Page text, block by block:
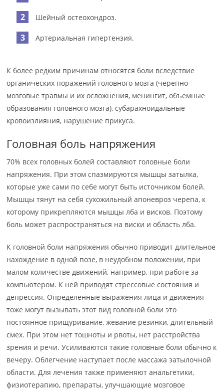
Шейный остеохондроз.
Артериальная гипертензия.
К более редким причинам относятся боли вследствие
органических поражений головного мозга (черепно-
мозговые травмы и их осложнения, менингит, объемные
образования головного мозга), субарахноидальные
кровоизлияния, нарушение прикуса.
Головная боль напряжения
70% всех головных болей составляют головные боли
напряжения. При этом спазмируются мышцы затылка,
которые уже сами по себе могут быть источником болей.
Мышцы тянут на себя сухожильный апоневроз черепа, к
которому прикрепляются мышцы лба и висков. Поэтому
боль может распространяться на виски и область лба.
К головной боли напряжения обычно приводит длительное
нахождение в одной позе, в неудобном положении, при
малом количестве движений, например, при работе за
компьютером. К ней приводят стрессовые состояния и
депрессия. Определенные выражения лица и движения
тоже могут вызывать этот вид головной боли это
постоянное прищуривание, жевание резинки, длительный
смех. При этом нет тошноты и рвоты, нет расстройства
зрения и речи. Усиливаются такие головные боли обычно к
вечеру. Облегчение наступает после массажа затылочной
области. Для лечения также применяют анальгетики,
физиотерапию, препараты, улучшающие мозговое